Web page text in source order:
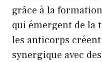
grâce à la
qui émergent de la
les anticorps
synergique avec